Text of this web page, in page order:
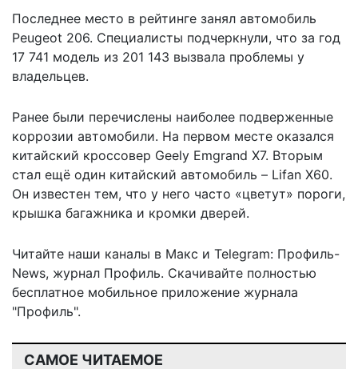
Последнее место в рейтинге занял автомобиль
Peugeot 206. Специалисты подчеркнули, что за год
17 741 модель из 201 143 вызвала проблемы у
владельцев.
Ранее были перечислены наиболее подверженные
коррозии автомобили. На первом месте оказался
китайский кроссовер Geely Emgrand X7. Вторым
стал ещё один китайский автомобиль – Lifan X60.
Он известен тем, что у него часто «цветут» пороги,
крышка багажника и кромки дверей.
Читайте наши каналы в Макс и Telegram: Профиль-
News, журнал Профиль. Скачивайте полностью
бесплатное мобильное приложение журнала
"Профиль".
САМОЕ ЧИТАЕМОЕ